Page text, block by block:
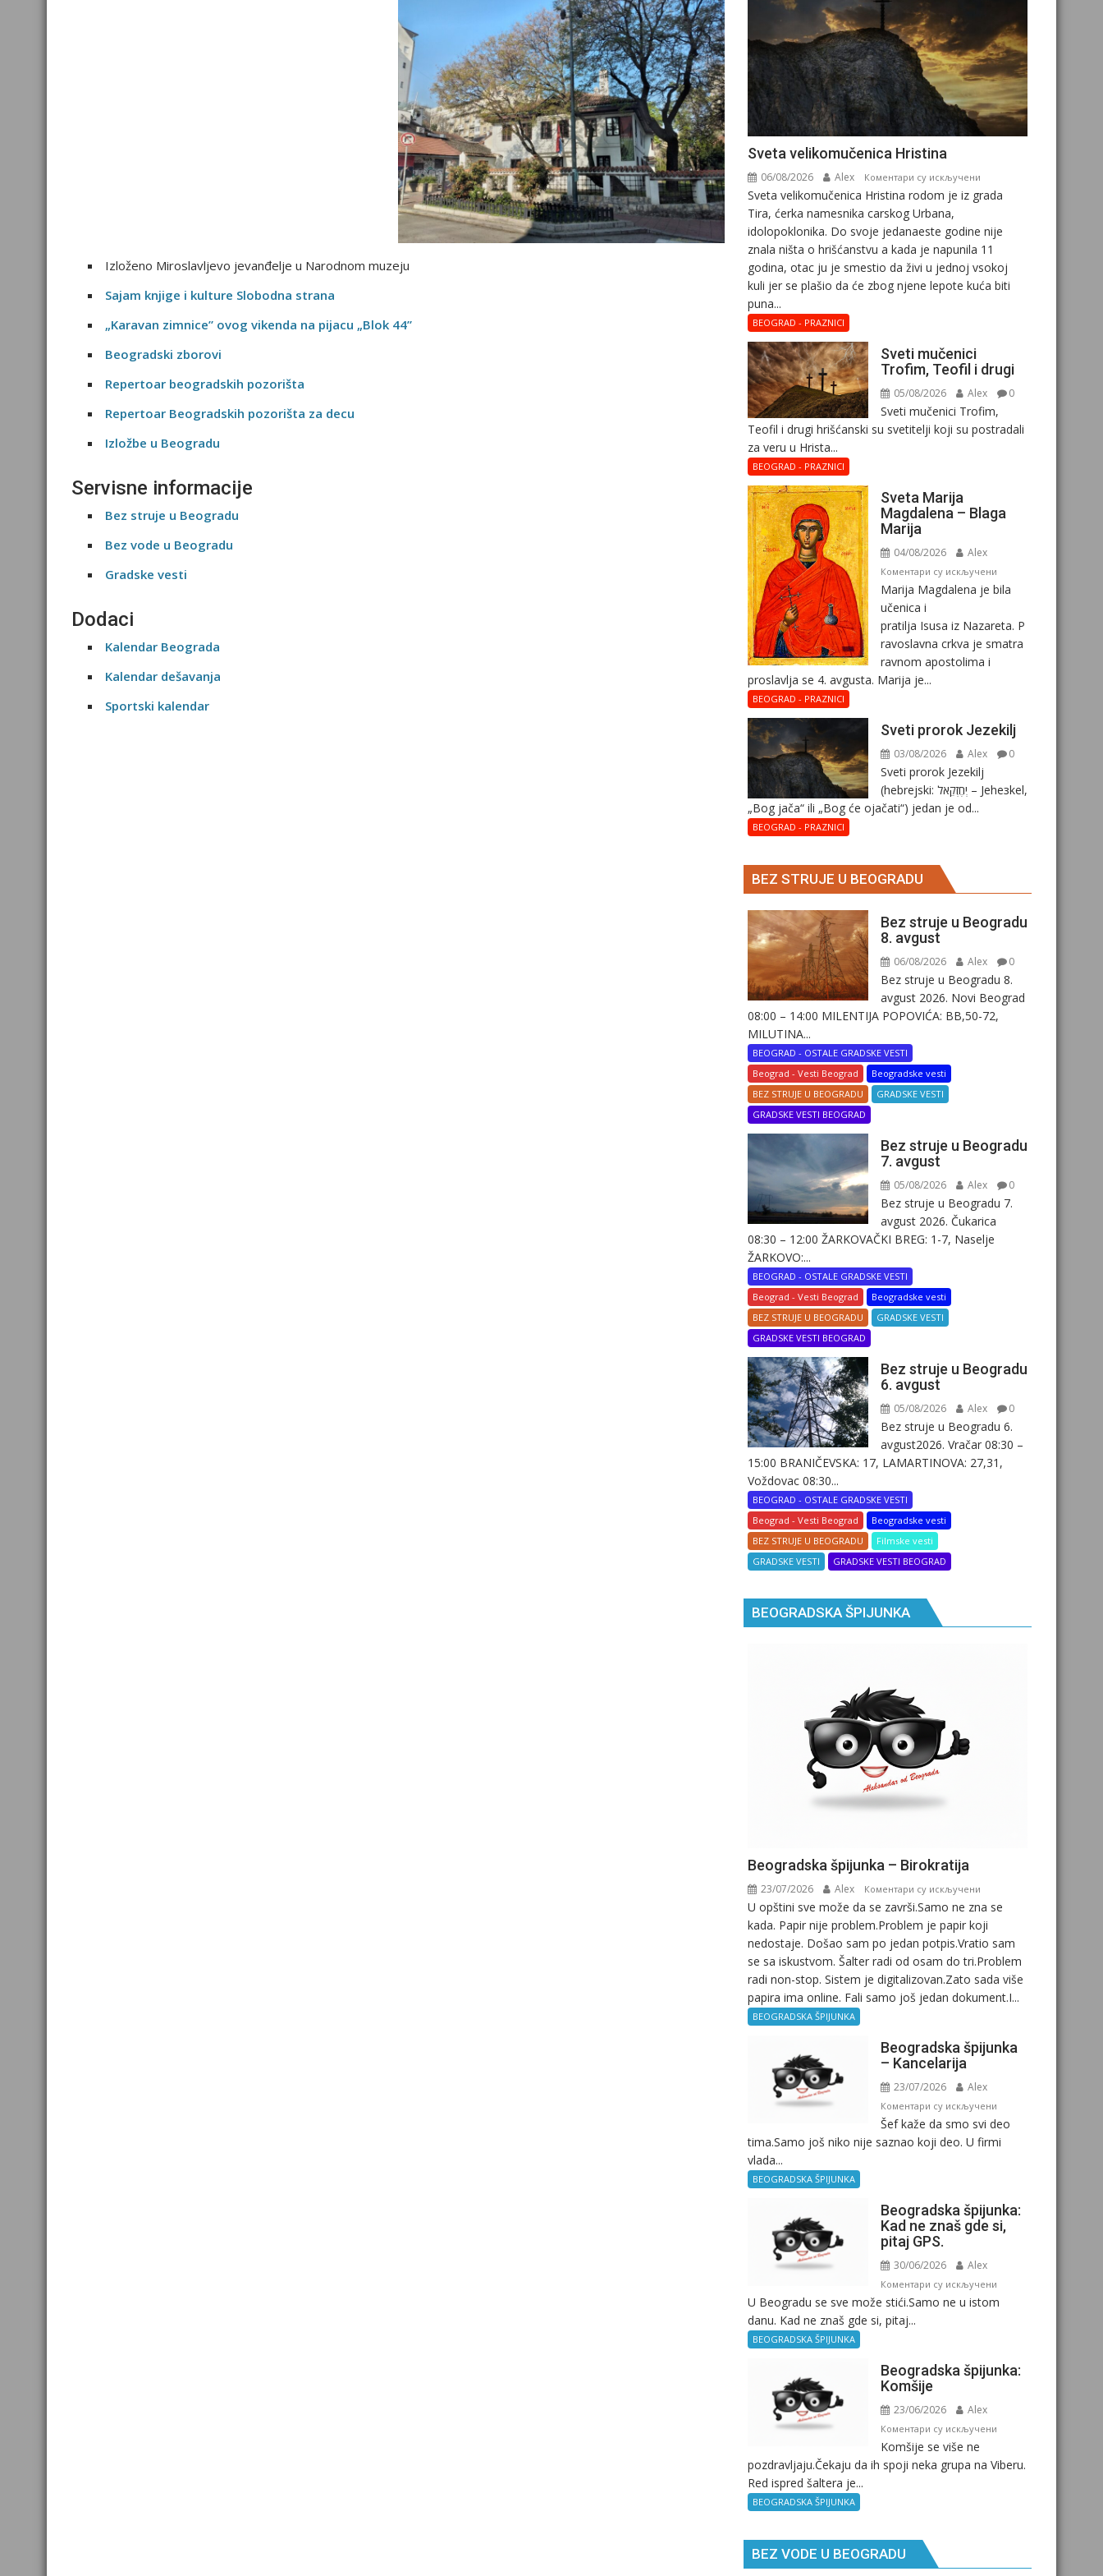
Izloženo Miroslavljevo jevanđelje u Narodnom muzeju
Sajam knjige i kulture Slobodna strana
„Karavan zimnice” ovog vikenda na pijacu „Blok 44”
Beogradski zborovi
Repertoar beogradskih pozorišta
Repertoar Beogradskih pozorišta za decu
Izložbe u Beogradu
Servisne informacije
Bez struje u Beogradu
Bez vode u Beogradu
Gradske vesti
Dodaci
Kalendar Beograda
Kalendar dešavanja
Sportski kalendar
Svеta vеlikоmučеnica Hristina
06/08/2026 Alex Коментари су искључени
Svеta
Hristina
Svеta vеlikоmučеnica Hristina rodom je iz grada
Tira, ćerka namesnika carskog Urbana,
idolopoklonika. Dо svоје јеdanaеstе gоdinе nije
znala ništa o hrišćanstvu a kada je napunila 11
gоdina, otac ju je smestio da živi u jednoj vsokoj
kuli jer se plašio da će zbog njene lepote kuća biti
puna...
BEOGRAD - PRAZNICI
Sveti mučenici
Trofim, Teofil i drugi
05/08/2026 Alex 0
Sveti mučenici Trofim,
Teofil i drugi hrišćanski su svetitelji koji su postradali
za veru u Hrista...
BEOGRAD - PRAZNICI
Sveta Marija
Magdalena – Blaga
Marija
04/08/2026 Alex
Коментари су искљученина
Sveta
Magdalena
–
Marija Magdalena je bila
učenica i
pratilja Isusa iz Nazareta. P
ravoslavna crkva je smatra
ravnom apostolima i
proslavlja se 4. avgusta. Marija je...
BEOGRAD - PRAZNICI
Sveti prorok Jezekilj
03/08/2026 Alex 0
Sveti prorok Jezekilj
(hebrejski: יְחֶזְקֵאל – Jehезkel,
„Bog jača“ ili „Bog će ojačati“) jedan je od...
BEOGRAD - PRAZNICI
BEZ STRUJE U BEOGRADU
Bez struje u Beogradu
8. avgust
06/08/2026 Alex 0
Bez struje u Beogradu 8.
avgust 2026. Novi Beograd
08:00 – 14:00 MILENTIJA POPOVIĆA: BB,50-72,
MILUTINA...
BEOGRAD - OSTALE GRADSKE VESTI
Beograd - Vesti Beograd
Beogradske vesti
BEZ STRUJE U BEOGRADU
GRADSKE VESTI
GRADSKE VESTI BEOGRAD
Bez struje u Beogradu
7. avgust
05/08/2026 Alex 0
Bez struje u Beogradu 7.
avgust 2026. Čukarica
08:30 – 12:00 ŽARKOVAČKI BREG: 1-7, Naselje
ŽARKOVO:...
BEOGRAD - OSTALE GRADSKE VESTI
Beograd - Vesti Beograd
Beogradske vesti
BEZ STRUJE U BEOGRADU
GRADSKE VESTI
GRADSKE VESTI BEOGRAD
Bez struje u Beogradu
6. avgust
05/08/2026 Alex 0
Bez struje u Beogradu 6.
avgust2026. Vračar 08:30 –
15:00 BRANIČEVSKA: 17, LAMARTINOVA: 27,31,
Voždovac 08:30...
BEOGRAD - OSTALE GRADSKE VESTI
Beograd - Vesti Beograd
Beogradske vesti
BEZ STRUJE U BEOGRADU
Filmske vesti
GRADSKE VESTI
GRADSKE VESTI BEOGRAD
BEOGRADSKA ŠPIJUNKA
Beogradska špijunka – Birokratija
23/07/2026 Alex Коментари су искључени
Beogradska
špijunka
–
Birokratija
U opštini sve može da se završi.Samo ne zna se
kada. Papir nije problem.Problem je papir koji
nedostaje. Došao sam po jedan potpis.Vratio sam
se sa iskustvom. Šalter radi od osam do tri.Problem
radi non-stop. Sistem je digitalizovan.Zato sada više
papira ima online. Fali samo još jedan dokument.I...
BEOGRADSKA ŠPIJUNKA
Beogradska špijunka
– Kancelarija
23/07/2026 Alex
Коментари су искљученина
Beogradska
špijunka
Šef kaže da smo svi deo
tima.Samo još niko nije saznao koji deo. U firmi
vlada...
BEOGRADSKA ŠPIJUNKA
Beogradska špijunka:
Kad ne znaš gde si,
pitaj GPS.
30/06/2026 Alex
Коментари су искљученина
Beogradska
znaš
pitaj
U Beogradu se sve može stići.Samo ne u istom
danu. Kad ne znaš gde si, pitaj...
BEOGRADSKA ŠPIJUNKA
Beogradska špijunka:
Komšije
23/06/2026 Alex
Коментари су искљученина
špijunka:
Komšije se više ne
pozdravljaju.Čekaju da ih spoji neka grupa na Viberu.
Red ispred šaltera je...
BEOGRADSKA ŠPIJUNKA
BEZ VODE U BEOGRADU